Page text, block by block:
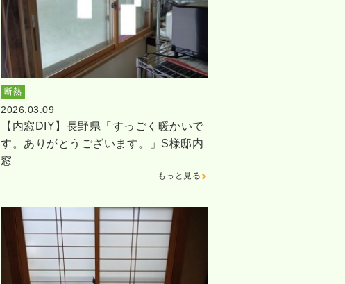
断熱
2026.03.09
【内窓DIY】長野県「すっごく暖かいで
す。ありがとうございます。」S様邸内
窓
もっと見る